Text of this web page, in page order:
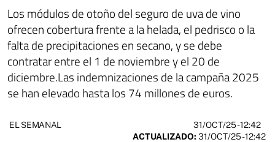
Los módulos de otoño del seguro de uva de vino
ofrecen cobertura frente a la helada, el pedrisco o la
falta de precipitaciones en secano, y se debe
contratar entre el 1 de noviembre y el 20 de
diciembre.Las indemnizaciones de la campaña 2025
se han elevado hasta los 74 millones de euros.
EL SEMANAL 31/OCT/25- 12:42
ACTUALIZADO: 31/OCT/25 - 12:42